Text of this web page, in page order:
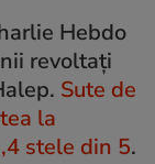
Hebdo
revoltați
Sute de
la
stele din 5.